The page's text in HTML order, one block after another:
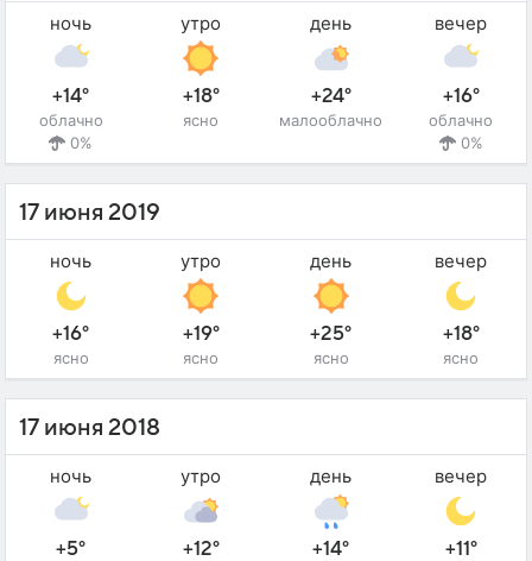
ночь
+14°
облачно
0%
утро
+18°
ясно
день
+24°
малооблачно
вечер
+16°
облачно
0%
17 июня 2019
ночь
+16°
ясно
утро
+19°
ясно
день
+25°
ясно
вечер
+18°
ясно
17 июня 2018
ночь
+5°
утро
+12°
день
+14°
вечер
+11°